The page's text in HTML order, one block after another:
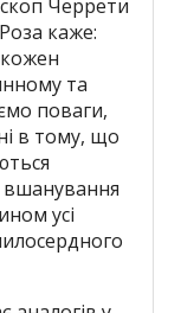
Черрети
каже:
та
поваги,
в тому, що
вшанування
усі